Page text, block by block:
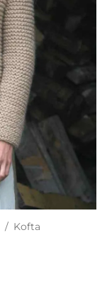
/ Kofta